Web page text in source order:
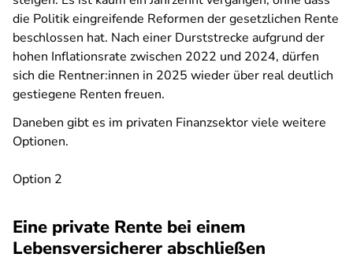
die Politik eingreifende Reformen der gesetzlichen Rente
beschlossen hat. Nach einer Durststrecke aufgrund der
hohen Inflationsrate zwischen 2022 und 2024, dürfen
sich die Rentner:innen in 2025 wieder über real deutlich
gestiegene Renten freuen.
Daneben gibt es im privaten Finanzsektor viele weitere
Optionen.
Option 2
Eine private Rente bei einem
Lebensversicherer abschließen